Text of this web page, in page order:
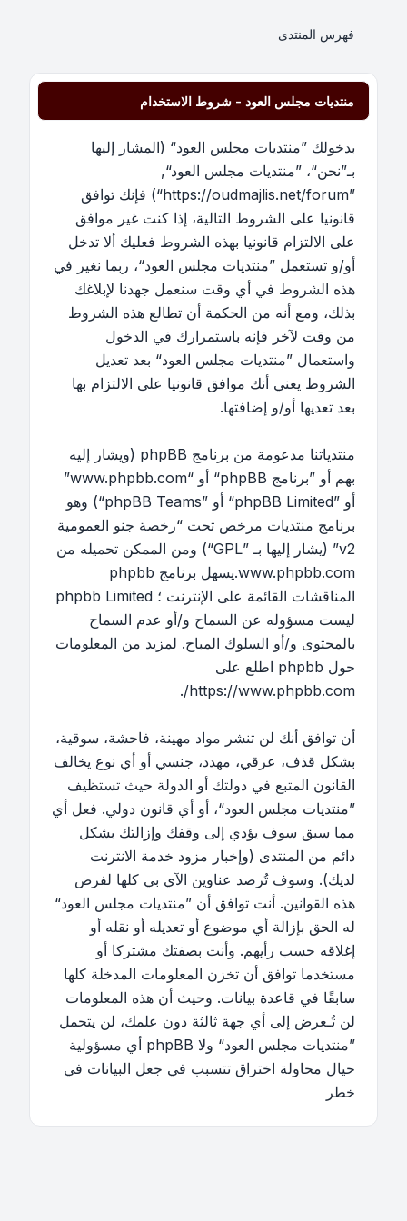
فهرس المنتدى
منتديات مجلس العود - شروط الاستخدام
بدخولك ”منتديات مجلس العود“ (المشار إليها
بـ”نحن“، ”منتديات مجلس العود“,
”https://oudmajlis.net/forum“) فإنك توافق
قانونيا على الشروط التالية، إذا كنت غير موافق
على الالتزام قانونيا بهذه الشروط فعليك ألا تدخل
أو/و تستعمل ”منتديات مجلس العود“، ربما نغير في
هذه الشروط في أي وقت سنعمل جهدنا لإبلاغك
بذلك، ومع أنه من الحكمة أن تطالع هذه الشروط
من وقت لآخر فإنه باستمرارك في الدخول
واستعمال ”منتديات مجلس العود“ بعد تعديل
الشروط يعني أنك موافق قانونيا على الالتزام بها
بعد تعديها أو/و إضافتها.
منتدياتنا مدعومة من برنامج phpBB (ويشار إليه
بهم أو ”برنامج phpBB“ أو “www.phpbb.com”
أو ”phpBB Limited“ أو ”phpBB Teams“) وهو
برنامج منتديات مرخص تحت “رخصة جنو العمومية
v2” (يشار إليها بـ ”GPL“) ومن الممكن تحميله من
www.phpbb.com
.يسهل برنامج phpbb
المناقشات القائمة على الإنترنت ؛ phpbb Limited
ليست مسؤوله عن السماح و/أو عدم السماح
بالمحتوى و/أو السلوك المباح. لمزيد من المعلومات
حول phpbb اطلع على
https://www.phpbb.com/
.
أن توافق أنك لن تنشر مواد مهينة، فاحشة، سوقية،
بشكل قذف، عرقي، مهدد، جنسي أو أي نوع يخالف
القانون المتبع في دولتك أو الدولة حيث تستظيف
”منتديات مجلس العود“، أو أي قانون دولي. فعل أي
مما سبق سوف يؤدي إلى وقفك وإزالتك بشكل
دائم من المنتدى (وإخبار مزود خدمة الانترنت
لديك). وسوف تُرصد عناوين الآي بي كلها لفرض
هذه القوانين. أنت توافق أن ”منتديات مجلس العود“
له الحق بإزالة أي موضوع أو تعديله أو نقله أو
إغلاقه حسب رأيهم. وأنت بصفتك مشتركا أو
مستخدما توافق أن تخزن المعلومات المدخلة كلها
سابقًا في قاعدة بيانات. وحيث أن هذه المعلومات
لن تُـعرض إلى أي جهة ثالثة دون علمك، لن يتحمل
”منتديات مجلس العود“ ولا phpBB أي مسؤولية
حيال محاولة اختراق تتسبب في جعل البيانات في
خطر